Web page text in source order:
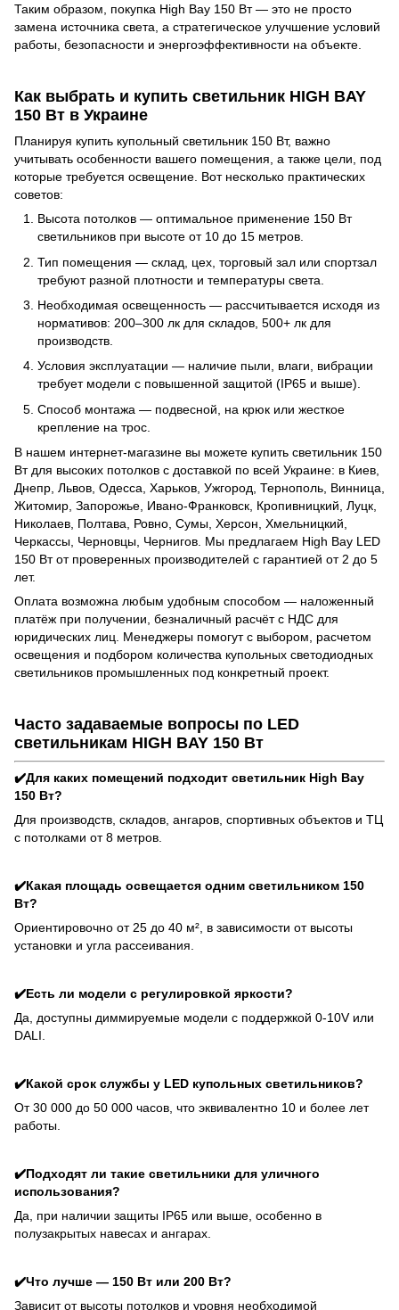
Таким образом, покупка High Bay 150 Вт — это не просто
замена источника света, а стратегическое улучшение условий
работы, безопасности и энергоэффективности на объекте.
Как выбрать и купить светильник HIGH BAY
150 Вт в Украине
Планируя купить купольный светильник 150 Вт, важно
учитывать особенности вашего помещения, а также цели, под
которые требуется освещение. Вот несколько практических
советов:
Высота потолков — оптимальное применение 150 Вт
светильников при высоте от 10 до 15 метров.
Тип помещения — склад, цех, торговый зал или спортзал
требуют разной плотности и температуры света.
Необходимая освещенность — рассчитывается исходя из
нормативов: 200–300 лк для складов, 500+ лк для
производств.
Условия эксплуатации — наличие пыли, влаги, вибрации
требует модели с повышенной защитой (IP65 и выше).
Способ монтажа — подвесной, на крюк или жесткое
крепление на трос.
В нашем интернет-магазине вы можете купить светильник 150
Вт для высоких потолков с доставкой по всей Украине: в Киев,
Днепр, Львов, Одесса, Харьков, Ужгород, Тернополь, Винница,
Житомир, Запорожье, Ивано-Франковск, Кропивницкий, Луцк,
Николаев, Полтава, Ровно, Сумы, Херсон, Хмельницкий,
Черкассы, Черновцы, Чернигов. Мы предлагаем High Bay LED
150 Вт от проверенных производителей с гарантией от 2 до 5
лет.
Оплата возможна любым удобным способом — наложенный
платёж при получении, безналичный расчёт с НДС для
юридических лиц. Менеджеры помогут с выбором, расчетом
освещения и подбором количества купольных светодиодных
светильников промышленных под конкретный проект.
Часто задаваемые вопросы по LED
светильникам HIGH BAY 150 Вт
✔️Для каких помещений подходит светильник High Bay
150 Вт?
Для производств, складов, ангаров, спортивных объектов и ТЦ
с потолками от 8 метров.
✔️Какая площадь освещается одним светильником 150
Вт?
Ориентировочно от 25 до 40 м², в зависимости от высоты
установки и угла рассеивания.
✔️Есть ли модели с регулировкой яркости?
Да, доступны диммируемые модели с поддержкой 0-10V или
DALI.
✔️Какой срок службы у LED купольных светильников?
От 30 000 до 50 000 часов, что эквивалентно 10 и более лет
работы.
✔️Подходят ли такие светильники для уличного
использования?
Да, при наличии защиты IP65 или выше, особенно в
полузакрытых навесах и ангарах.
✔️Что лучше — 150 Вт или 200 Вт?
Зависит от высоты потолков и уровня необходимой